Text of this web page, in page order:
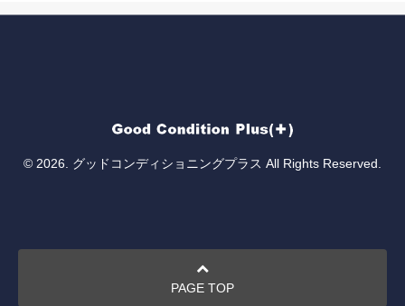
© 2026. グッドコンディショニングプラス All Rights Reserved.
PAGE TOP